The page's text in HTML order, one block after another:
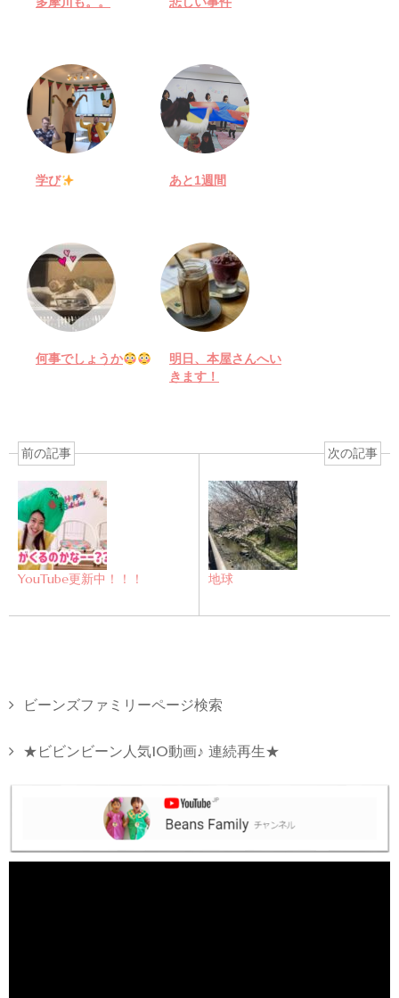
学び あと1週間
何事でしょうか
明日、本屋さんへい
きます！
前の記事
YouTube更新中！！！
次の記事
地球
ビーンズファミリーページ検索
★ビビンビーン人気10動画♪ 連続再生★